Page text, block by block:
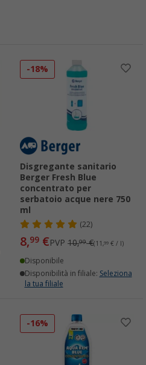
-18%
Disgregante sanitario
Berger Fresh Blue
concentrato per
serbatoio acque nere 750
ml
(22)
8,99 €PVP 10,99€(11,99 € / l)
Disponibile
Disponibilità in filiale: Seleziona
la tua filiale
-16%